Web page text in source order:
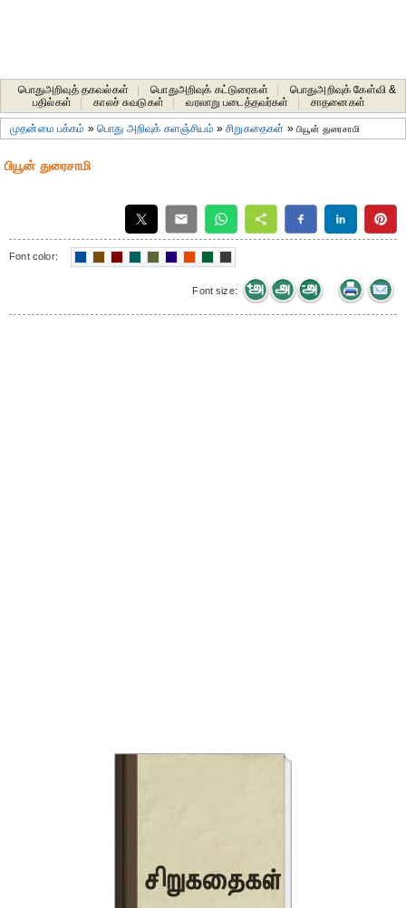
பொதுஅறிவுத் தகவல்கள் பொதுஅறிவுக் கட்டுரைகள்
பொதுஅறிவுக் கேள்வி &
பதில்கள்
காலச் சுவடுகள் வரலாறு படைத்தவர்கள் சாதனைகள்‎
முதன்மை பக்கம் »பொது அறிவுக் களஞ்சியம் »சிறுகதைகள் » பியூன் துரைசாமி
பியூன் துரைசாமி
Font color:
Font size: